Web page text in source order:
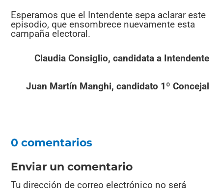
Esperamos que el Intendente sepa aclarar este
episodio, que ensombrece nuevamente esta
campaña electoral.
Claudia Consiglio, candidata a Intendente
Juan Martín Manghi, candidato 1º Concejal
0 comentarios
Enviar un comentario
Tu dirección de correo electrónico no será